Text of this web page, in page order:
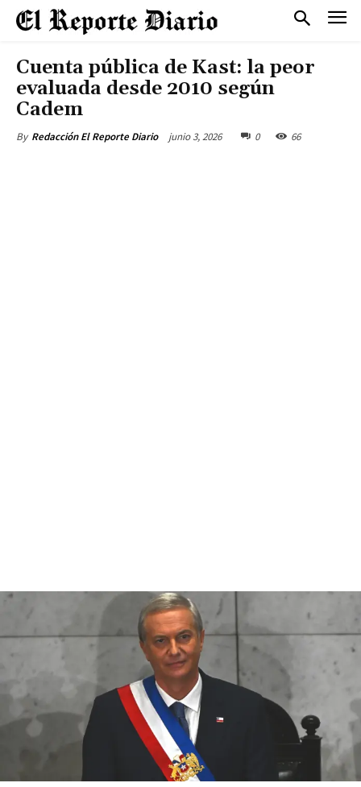
Cuenta pública de Kast: la peor
evaluada desde 2010 según
Cadem
By Redacción El Reporte Diario junio 3, 2026 0 66